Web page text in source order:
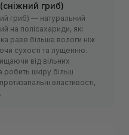
гриб)
гриб) — натуральний
на полісахариди, які
разів більше вологи ніж
сухості та лущенню.
від вільних
робить шкіру більш
властивості,